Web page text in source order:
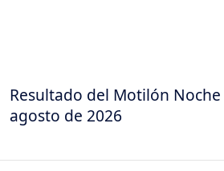
Resultado del Motilón
agosto de 2026